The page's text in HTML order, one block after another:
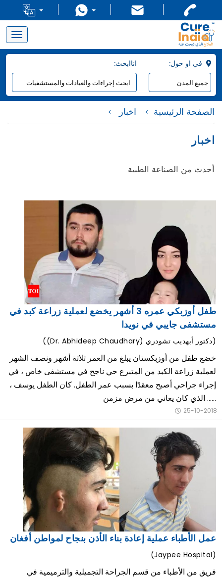
Toggle
navigation
:اناابحث
الصفحة الرئيسية اخبار
اخبار
أحدث من الصناعة الطبية
طفل أوزبكي عمره 3 أشهر يخضع لعملية زراعة كبد في
مستشفى جايبي في نويدا
((Dr. Abhideep Chaudhary) دكتور أبهديب تشودري)
25-10-2018
خضع طفل من أوزبكستان يبلغ من العمر ثلاثة أشهر ونصف الشهر
لعملية زراعة الكبد من المتبرع حي ناجح في مستشفى خاص ، في
إجراء جراحي أصبح معقدًا بسبب عمر الطفل. كان الطفل يوسف ،
الذي كان يعاني من مرض مزمن ......
عمل الأطباء عملية إعادة بناء الأذن بنجاح لمواطن أفغان
(Jaypee Hospital)
فريق من الأطباء من قسم الجراحة التجميلية والترميمية في